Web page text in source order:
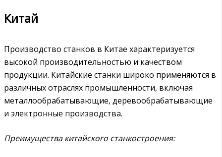
Китай
Производство станков в Китае характеризуется
высокой производительностью и качеством
продукции. Китайские станки широко применяются в
различных отраслях промышленности, включая
металлообрабатывающие, деревообрабатывающие
и электронные производства.
Преимущества китайского станкостроения: